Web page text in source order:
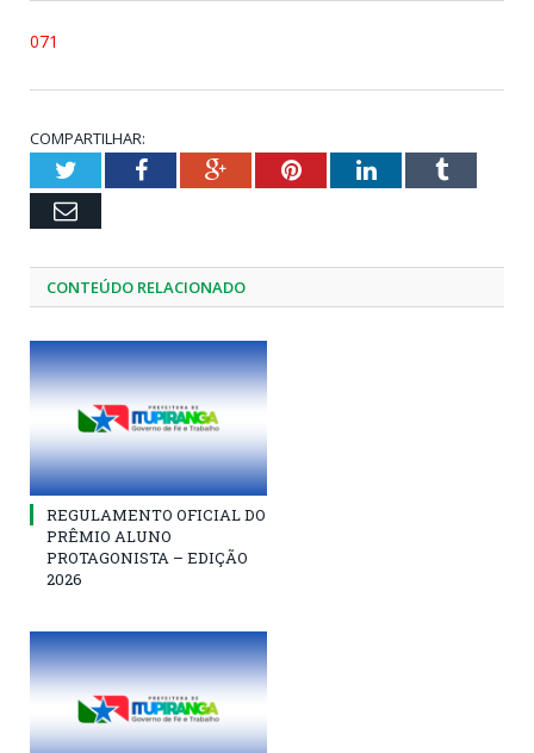
071
COMPARTILHAR:
TwitterFacebookGoogle+PinterestLinkedInTumblr
Email
CONTEÚDO RELACIONADO
REGULAMENTO OFICIAL DO
PRÊMIO ALUNO
PROTAGONISTA – EDIÇÃO
2026